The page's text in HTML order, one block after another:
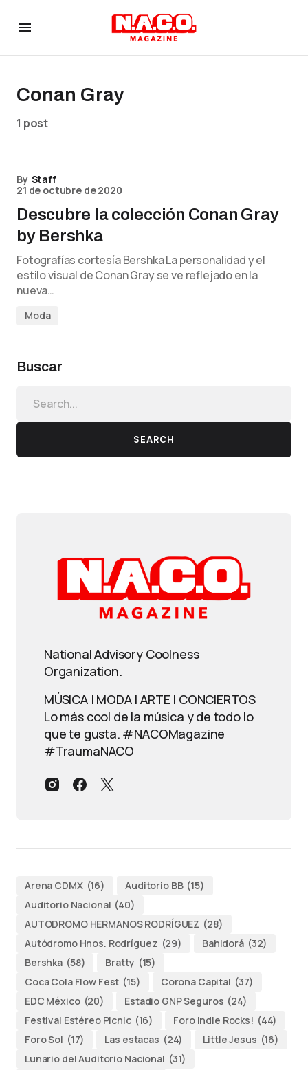
Conan Gray
1 post
By Staff
21 de octubre de 2020
Descubre la colección Conan Gray
by Bershka
Fotografías cortesía Bershka La personalidad y el
estilo visual de Conan Gray se ve reflejado en la
nueva…
Moda
Buscar
SEARCH
National Advisory Coolness
Organization.
MÚSICA | MODA | ARTE | CONCIERTOS
Lo más cool de la música y de todo lo
que te gusta. #NACOMagazine
#TraumaNACO
Arena CDMX (16) Auditorio BB (15)
Auditorio Nacional (40)
AUTODROMO HERMANOS RODRÍGUEZ (28)
Autódromo Hnos. Rodríguez (29) Bahidorá (32)
Bershka (58) Bratty (15)
Coca Cola Flow Fest (15) Corona Capital (37)
EDC México (20) Estadio GNP Seguros (24)
Festival Estéreo Picnic (16) Foro Indie Rocks! (44)
Foro Sol (17) Las estacas (24) Little Jesus (16)
Lunario del Auditorio Nacional (31)